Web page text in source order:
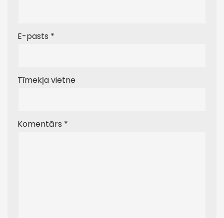
E-pasts *
Tīmekļa vietne
Komentārs *